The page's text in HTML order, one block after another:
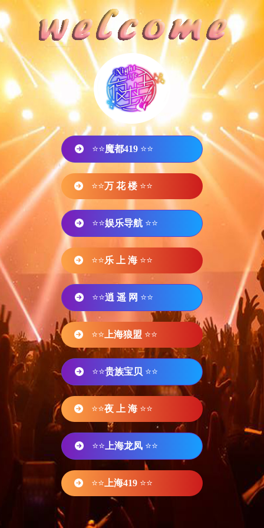
⭐⭐魔都419 ⭐⭐
⭐⭐万 花 楼 ⭐⭐
⭐⭐娱乐导航 ⭐⭐
⭐⭐乐 上 海 ⭐⭐
⭐⭐逍 遥 网 ⭐⭐
⭐⭐ 上海狼盟 ⭐⭐
⭐⭐贵族宝贝 ⭐⭐
⭐⭐夜 上 海 ⭐⭐
⭐⭐ 上海龙凤 ⭐⭐
⭐⭐ 上海419 ⭐⭐